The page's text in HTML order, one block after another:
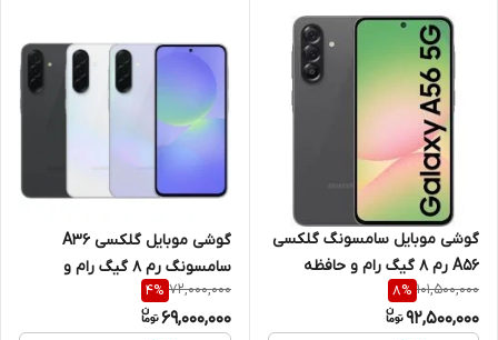
گوشی موبایل سامسونگ گلکسی
A56 رم 8 گیگ رام و حافظه
داخلی 256 گیگ
101,500,000
8%
92,500,000
گوشی موبایل گلکسی A36
سامسونگ رم 8 گیگ رام و
حافظه داخلی 128 گیگ
72,000,000
4%
69,000,000